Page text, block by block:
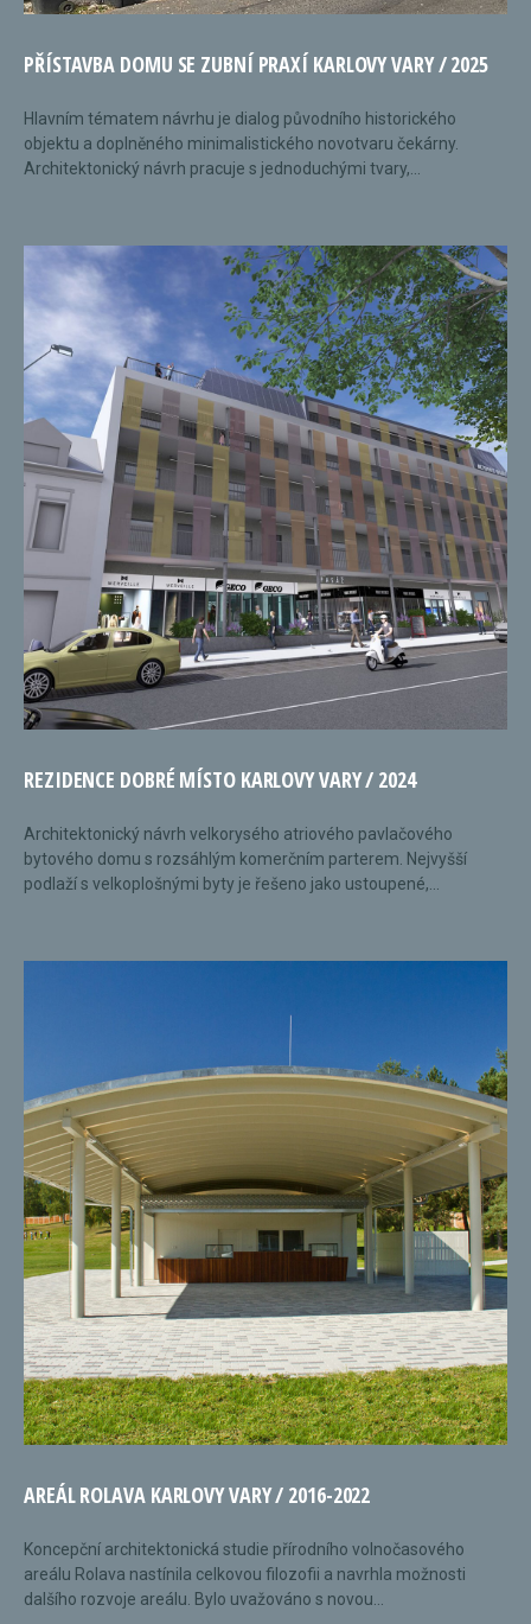
PŘÍSTAVBA DOMU SE ZUBNÍ PRAXÍ KARLOVY VARY / 2025
Hlavním tématem návrhu je dialog původního historického
objektu a doplněného minimalistického novotvaru čekárny.
Architektonický návrh pracuje s jednoduchými tvary,...
REZIDENCE DOBRÉ MÍSTO KARLOVY VARY / 2024
Architektonický návrh velkorysého atriového pavlačového
bytového domu s rozsáhlým komerčním parterem. Nejvyšší
podlaží s velkoplošnými byty je řešeno jako ustoupené,...
AREÁL ROLAVA KARLOVY VARY / 2016-2022
Koncepční architektonická studie přírodního volnočasového
areálu Rolava nastínila celkovou filozofii a navrhla možnosti
dalšího rozvoje areálu. Bylo uvažováno s novou...